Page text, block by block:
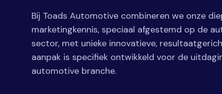
Bij Toads Automotive combineren we onze
marketingkennis, speciaal afgestemd op de
sector, met unieke innovatieve,
aanpak is specifiek ontwikkeld voor de
automotive branche.